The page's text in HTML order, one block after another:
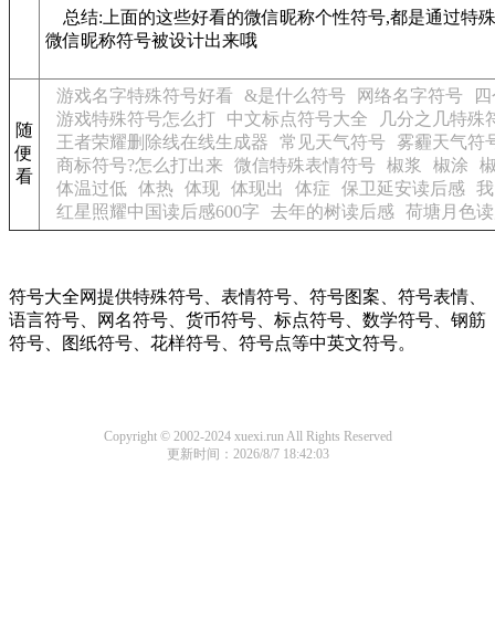
总结:上面的这些好看的微信昵称个性符号,都是通过特
微信昵称符号被设计出来哦
随
便
看
游戏名字特殊符号好看 &是什么符号 网络名字符号
游戏特殊符号怎么打
中文标点符号大全
几分之几特殊
王者荣耀删除线在线生成器
常见天气符号 雾霾天气符
商标符号?怎么打出来 微信特殊表情符号 椒浆 椒涂
体温过低 体热 体现 体现出 体症 保卫延安读后感
红星照耀中国读后感600字
去年的树读后感 荷塘月色
符号大全网提供特殊符号、表情符号、符号图案、符号表情、
语言符号、网名符号、货币符号、标点符号、数学符号、钢筋
符号、图纸符号、花样符号、符号点等中英文符号。
Copyright © 2002-2024 xuexi.run All Rights Reserved
更新时间：2026/8/7 18:42:03